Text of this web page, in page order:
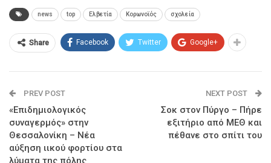
news top Ελβετία Κορωνοϊός σχολεία
Share Facebook Twitter Google+
PREV POST
«Επιδημιολογικός
συναγερμός» στην
Θεσσαλονίκη – Νέα
αύξηση ιικού φορτίου στα
λύματα της πόλης
NEXT POST
Σοκ στον Πύργο – Πήρε
εξιτήριο από ΜΕΘ και
πέθανε στο σπίτι του